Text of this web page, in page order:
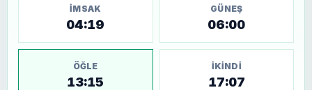
İMSAK
04:19
GÜNEŞ
06:00
ÖĞLE
13:15
İKINDI
17:07